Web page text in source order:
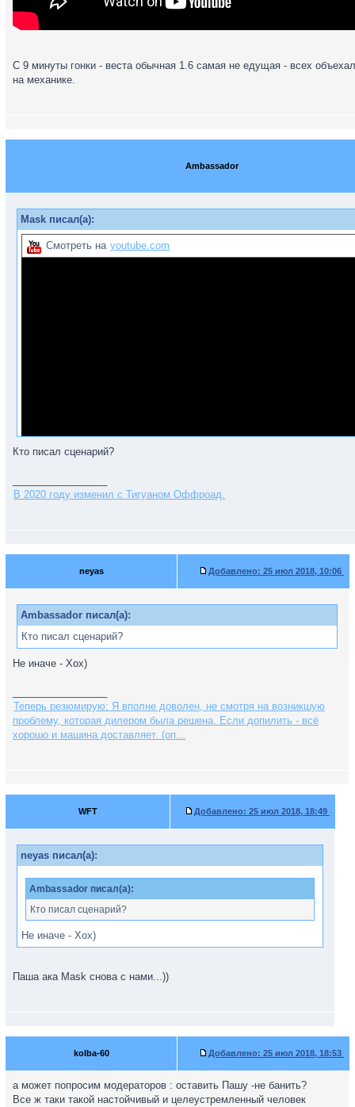
C 9 минуты гонки - веста обычная 1.6 самая не едущая - всех
на механике.
Ambassador
Mask писал(а):
Смотреть на youtube.com
на механике.
Кто писал сценарий?
В 2020 году изменил с Тигуаном Оффроад.
neyas Добавлено: 25 июл 2018, 10:06
Ambassador писал(а):
Кто писал сценарий?
Не иначе - Хох)
Теперь резюмирую: Я вполне доволен, не смотря на возникшую
проблему, которая дилером была решена. Если допилить - всё
хорошо и машина доставляет. (оп...
WFT Добавлено: 25 июл 2018, 18:49
neyas писал(а):
Ambassador писал(а):
Кто писал сценарий?
Не иначе - Хох)
Паша ака Mask снова с нами...))
kolba-60 Добавлено: 25 июл 2018, 18:53
а может попросим модераторов : оставить Пашу -не банить?
Все ж таки такой настойчивый и целеустремленный человек